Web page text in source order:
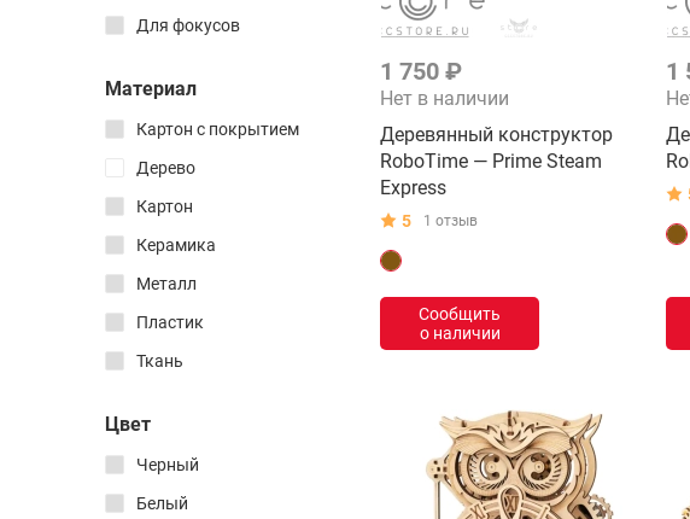
Самые сложные
Бобовые головоломки
Кубоиды
Деревянные сборные
Металлические сборные
Интерьерные
3D пластиковые
Сертификаты
Мистери головоломки
Для фокусов
Материал
Картон с покрытием
Дерево
Картон
Керамика
Металл
Пластик
Ткань
Цвет
Черный
Белый
1 750 ₽
Нет в наличии
Деревянный конструктор
RoboTime — Prime Steam
Express
5 1 отзыв
Сообщить
о наличии
1